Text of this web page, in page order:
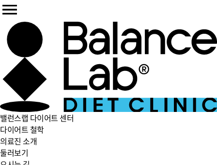
밸런스랩 다이어트 센터
다이어트 철학
의료진 소개
둘러보기